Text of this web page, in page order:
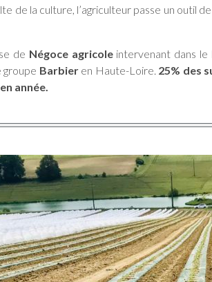
de la culture, l’agriculteur passe un outil
de Négoce agricoleintervenant dans le
groupe Barbieren Haute-Loire. 25% des
année.